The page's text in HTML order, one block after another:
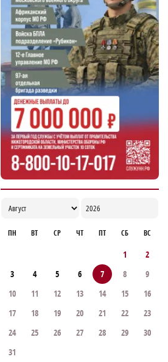
Специальный концерт «Музыка
балконов» пройдет в Нижнем Новгороде
15 августа
17:06
Опасное сливочное масло обнаружили в
Нижегородской области
17:00
ПН ВТ СР ЧТ ПТ СБ ВС
1
2
3
4 5 6 7 8
9
10
11 12 13 14 15
16
17
18 19 20 21 22
23
24
25 26 27 28 29
30
31